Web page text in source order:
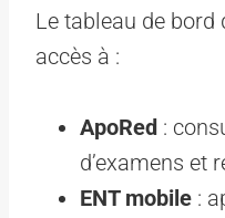
Le tableau de bord
accès à :
ApoRed :
d’examens et
ENT mobile :